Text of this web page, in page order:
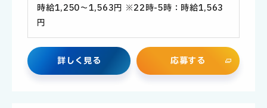
時給1,250～1,563円 ※22時-5時：時給1,563
円
詳しく見る 応募する